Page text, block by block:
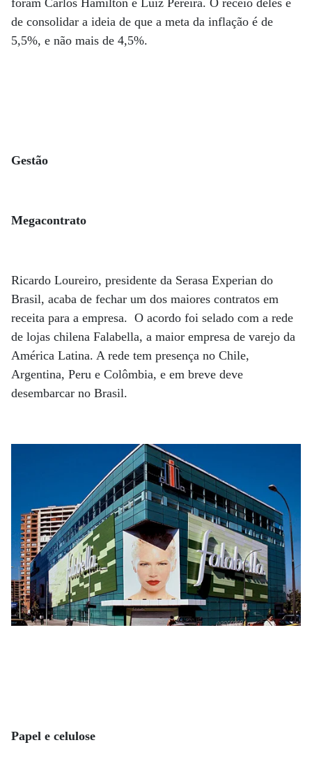
de consolidar a ideia de que a meta da inflação é de
5,5%, e não mais de 4,5%.
Gestão
Megacontrato
Ricardo Loureiro, presidente da Serasa Experian do
Brasil, acaba de fechar um dos maiores contratos em
receita para a empresa. O acordo foi selado com a rede
de lojas chilena Falabella, a maior empresa de varejo da
América Latina. A rede tem presença no Chile,
Argentina, Peru e Colômbia, e em breve deve
desembarcar no Brasil.
Papel e celulose